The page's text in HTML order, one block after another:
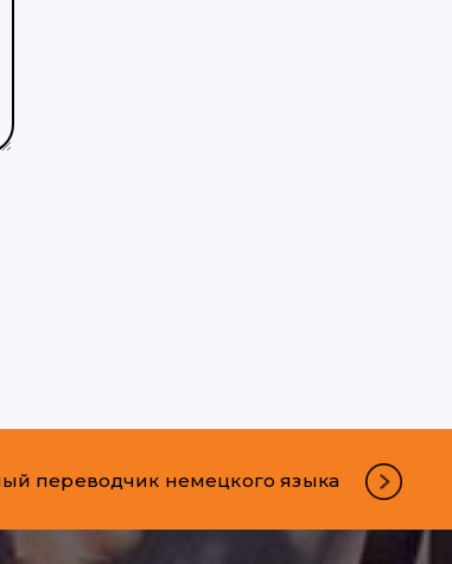
переводчик немецкого языка